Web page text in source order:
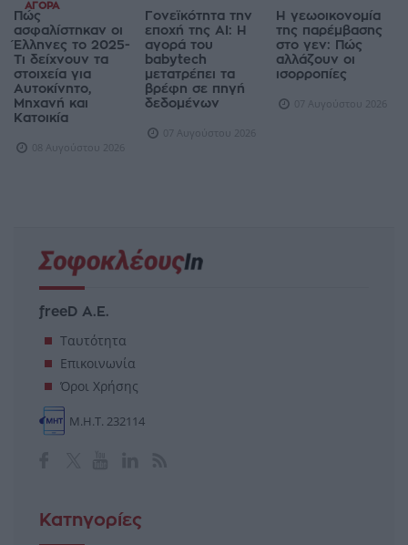
ΑΓΟΡΆ
Πώς
ασφαλίστηκαν οι
Έλληνες το 2025-
Τι δείχνουν τα
στοιχεία για
Αυτοκίνητο,
Μηχανή και
Κατοικία
08 Αυγούστου 2026
Γονεϊκότητα την
εποχή της AI: Η
αγορά του
babytech
μετατρέπει τα
βρέφη σε πηγή
δεδομένων
07 Αυγούστου 2026
Η γεωοικονομία
της παρέμβασης
στο γεν: Πώς
αλλάζουν οι
ισορροπίες
07 Αυγούστου 2026
freeD Α.Ε.
Ταυτότητα
Επικοινωνία
Όροι Χρήσης
Μ.Η.Τ. 232114
Κατηγορίες